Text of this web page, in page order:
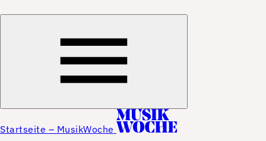
Startseite – MusikWoche